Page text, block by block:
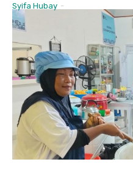
Syifa Hubay -